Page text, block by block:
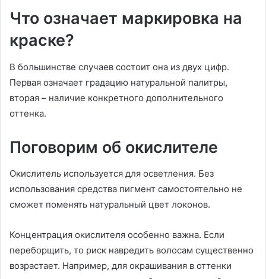
Что означает маркировка на
краске?
В большинстве случаев состоит она из двух цифр.
Первая означает градацию натуральной палитры,
вторая – наличие конкретного дополнительного
оттенка.
Поговорим об окислителе
Окислитель используется для осветления. Без
использования средства пигмент самостоятельно не
сможет поменять натуральный цвет локонов.
Концентрация окислителя особенно важна. Если
переборщить, то риск навредить волосам существенно
возрастает. Например, для окрашивания в оттенки